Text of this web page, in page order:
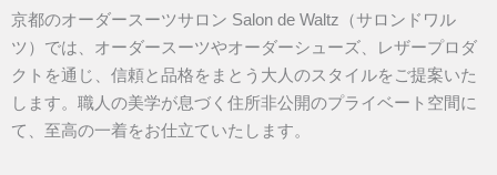
京都のオーダースーツサロン Salon de Waltz（サロンドワル
ツ）では、オーダースーツやオーダーシューズ、レザープロダ
クトを通じ、信頼と品格をまとう大人のスタイルをご提案いた
します。職人の美学が息づく住所非公開のプライベート空間に
て、至高の一着をお仕立ていたします。